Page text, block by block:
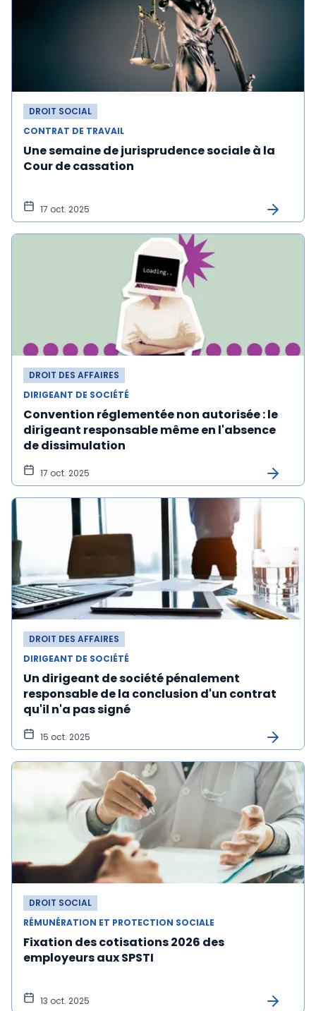
DROIT SOCIAL
CONTRAT DE TRAVAIL
Une semaine de jurisprudence sociale à la
Cour de cassation
17 oct. 2025
DROIT DES AFFAIRES
DIRIGEANT DE SOCIÉTÉ
Convention réglementée non autorisée : le
dirigeant responsable même en l'absence
de dissimulation
17 oct. 2025
DROIT DES AFFAIRES
DIRIGEANT DE SOCIÉTÉ
Un dirigeant de société pénalement
responsable de la conclusion d'un contrat
qu'il n'a pas signé
15 oct. 2025
DROIT SOCIAL
RÉMUNÉRATION ET PROTECTION SOCIALE
Fixation des cotisations 2026 des
employeurs aux SPSTI
13 oct. 2025